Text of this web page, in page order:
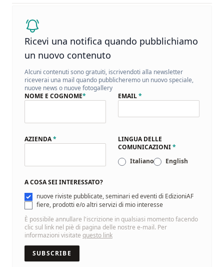
Ricevi una notifica quando pubblichiamo
un nuovo contenuto
Alcuni contenuti sono gratuiti, iscrivendoti alla newsletter
riceverai una mail quando pubblicheremo un nuovo speciale,
nuove news o nuove fotogallery
NOME E COGNOME* EMAIL*
AZIENDA*
LINGUA DELLE
COMUNICAZIONI*
Italiano
English
A COSA SEI INTERESSATO?
nuove riviste pubblicate, seminari ed eventi di EdizioniAF
fiere, prodotti e/o altri servizi di mio interesse
È possibile annullare l'iscrizione in qualsiasi momento facendo
clic sul link nel piè di pagina delle nostre e-mail. Per
informazioni visitate questo link